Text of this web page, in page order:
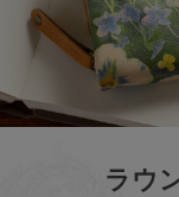
ラウ